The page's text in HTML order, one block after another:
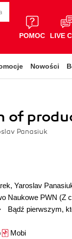
POMOC LIVE
Nowości
of
Panasiuk
, Yaroslav
Naukowe PWN (Z
Bądź pierwszym,
Mobi